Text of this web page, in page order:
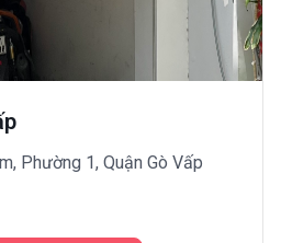
Phường 1, Quận Gò Vấp